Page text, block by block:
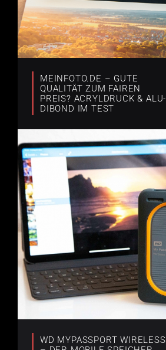
MEINFOTO.DE – GUTE
QUALITÄT ZUM FAIREN
PREIS? ACRYLDRUCK & ALU-
DIBOND IM TEST
WD MYPASSPORT WIRELESS